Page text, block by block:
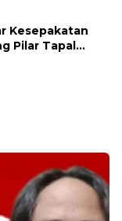
Kesepakatan
Pilar Tapal